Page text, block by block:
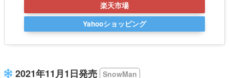
楽天市場
Yahooショッピング
2021年11月1日発売 SnowMan